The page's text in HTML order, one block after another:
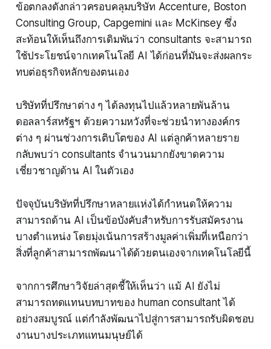
ข้อตกลงดังกล่าวครอบคลุมบริษัท Accenture, Boston
Consulting Group, Capgemini และ McKinsey ซึ่ง
สะท้อนให้เห็นถึงการเดิมพันว่า consultants จะสามารถ
ใช้ประโยชน์จากเทคโนโลยี AI ได้ก่อนที่มันจะส่งผลกระ
ทบต่อธุรกิจหลักของตนเอง
บริษัทที่ปรึกษาต่าง ๆ ได้ลงทุนไปแล้วหลายพันล้าน
ดอลลาร์สหรัฐฯ ด้วยความหวังที่จะช่วยนำทางองค์กร
ต่าง ๆ ผ่านช่วงการเติบโตของ AI แต่ลูกค้าหลายราย
กลับพบว่า consultants จำนวนมากยังขาดความ
เชี่ยวชาญด้าน AI ในตัวเอง
ปัจจุบันบริษัทที่ปรึกษาหลายแห่งได้กำหนดให้ความ
สามารถด้าน AI เป็นข้อบังคับสำหรับการรับสมัครงาน
บางตำแหน่ง โดยมุ่งเน้นการสร้างมูลค่าเพิ่มที่เหนือกว่า
สิ่งที่ลูกค้าสามารถพัฒนาได้ด้วยตนเองจากเทคโนโลยีนี้
จากการศึกษาวิจัยล่าสุดชี้ให้เห็นว่า แม้ AI ยังไม่
สามารถทดแทนบทบาทของ human consultant ได้
อย่างสมบูรณ์ แต่กำลังพัฒนาไปสู่การสามารถรับผิดชอบ
งานบางประเภทแทนมนุษย์ได้